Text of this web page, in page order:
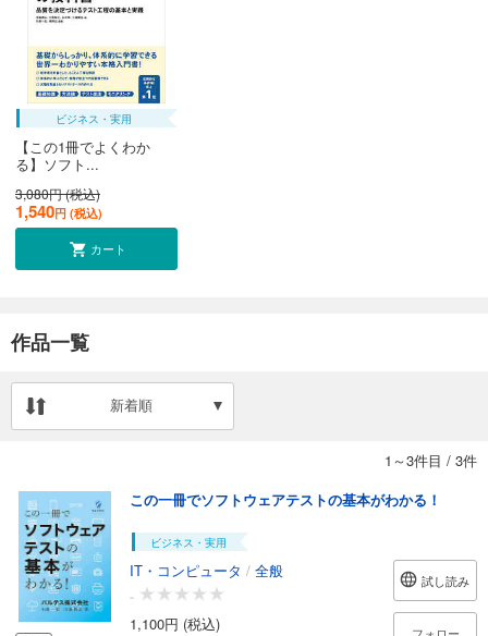
ビジネス・実用
【この1冊でよくわか
る】ソフト...
3,080円 (税込)
1,540円 (税込)
カート
作品一覧
新着順
1～3件目 / 3件
この一冊でソフトウェアテストの基本がわかる！
ビジネス・実用
IT・コンピュータ / 全般
-
1,100円 (税込)
試し読み